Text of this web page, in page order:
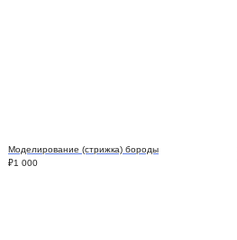
Моделирование (стрижка) бороды
₽1 000